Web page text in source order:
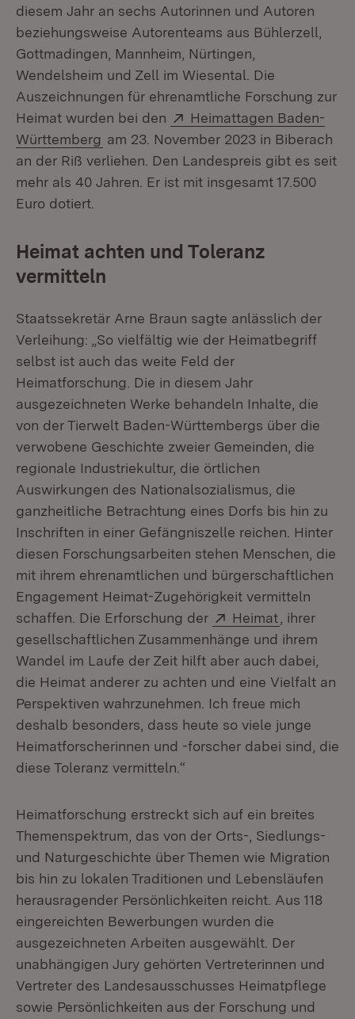
diesem Jahr an sechs Autorinnen und Autoren
beziehungsweise Autorenteams aus Bühlerzell,
Gottmadingen, Mannheim, Nürtingen,
Wendelsheim und Zell im Wiesental. Die
Auszeichnungen für ehrenamtliche Forschung zur
Heimat wurden bei den
Extern:
Heimattagen Baden-
Württemberg (Öffnet in neuem Fenster)
am 23. November 2023 in Biberach
an der Riß verliehen. Den Landespreis gibt es seit
mehr als 40 Jahren. Er ist mit insgesamt 17.500
Euro dotiert.
Heimat achten und Toleranz
vermitteln
Staatssekretär Arne Braun sagte anlässlich der
Verleihung: „So vielfältig wie der Heimatbegriff
selbst ist auch das weite Feld der
Heimatforschung. Die in diesem Jahr
ausgezeichneten Werke behandeln Inhalte, die
von der Tierwelt Baden-Württembergs über die
verwobene Geschichte zweier Gemeinden, die
regionale Industriekultur, die örtlichen
Auswirkungen des Nationalsozialismus, die
ganzheitliche Betrachtung eines Dorfs bis hin zu
Inschriften in einer Gefängniszelle reichen. Hinter
diesen Forschungsarbeiten stehen Menschen, die
mit ihrem ehrenamtlichen und bürgerschaftlichen
Engagement Heimat-Zugehörigkeit vermitteln
schaffen. Die Erforschung der
Extern:
Heimat (Öffnet in
, ihrer
gesellschaftlichen Zusammenhänge und ihrem
Wandel im Laufe der Zeit hilft aber auch dabei,
die Heimat anderer zu achten und eine Vielfalt an
Perspektiven wahrzunehmen. Ich freue mich
deshalb besonders, dass heute so viele junge
Heimatforscherinnen und -forscher dabei sind, die
diese Toleranz vermitteln.“
Heimatforschung erstreckt sich auf ein breites
Themenspektrum, das von der Orts-, Siedlungs-
und Naturgeschichte über Themen wie Migration
bis hin zu lokalen Traditionen und Lebensläufen
herausragender Persönlichkeiten reicht. Aus 118
eingereichten Bewerbungen wurden die
ausgezeichneten Arbeiten ausgewählt. Der
unabhängigen Jury gehörten Vertreterinnen und
Vertreter des Landesausschusses Heimatpflege
sowie Persönlichkeiten aus der Forschung und